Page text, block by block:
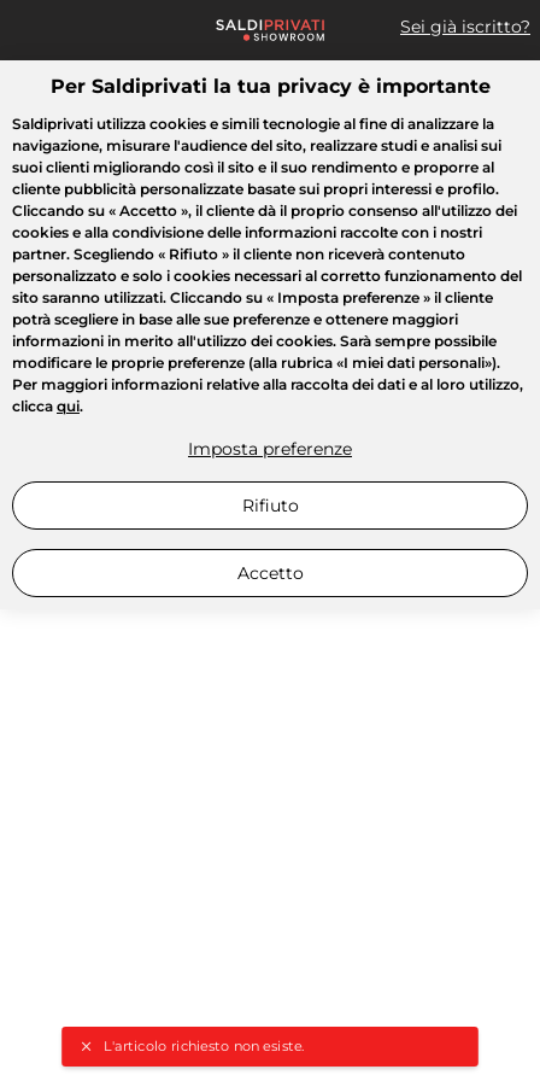
Sei già iscritto?
Cosa cerchi?
L'articolo richiesto non esiste.
Tutte le vendite Moda Casa Bellezza Elettrodomestici
Per Saldiprivati la tua privacy è importante
Saldiprivati utilizza cookies e simili tecnologie al fine di analizzare la
navigazione, misurare l'audience del sito, realizzare studi e analisi sui
suoi clienti migliorando così il sito e il suo rendimento e proporre al
cliente pubblicità personalizzate basate sui propri interessi e profilo.
Cliccando su « Accetto », il cliente dà il proprio consenso all'utilizzo dei
cookies e alla condivisione delle informazioni raccolte con i nostri
partner. Scegliendo « Rifiuto » il cliente non riceverà contenuto
personalizzato e solo i cookies necessari al corretto funzionamento del
sito saranno utilizzati. Cliccando su « Imposta preferenze » il cliente
potrà scegliere in base alle sue preferenze e ottenere maggiori
informazioni in merito all'utilizzo dei cookies. Sarà sempre possibile
modificare le proprie preferenze (alla rubrica «I miei dati personali»).
Per maggiori informazioni relative alla raccolta dei dati e al loro utilizzo,
clicca qui.
Imposta preferenze
Rifiuto
Accetto